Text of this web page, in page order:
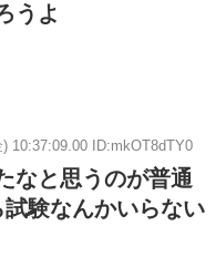
うよ
) 10:37:09.00 ID:mkOT8dTY0
なと思うのが普通
験なんかいらない